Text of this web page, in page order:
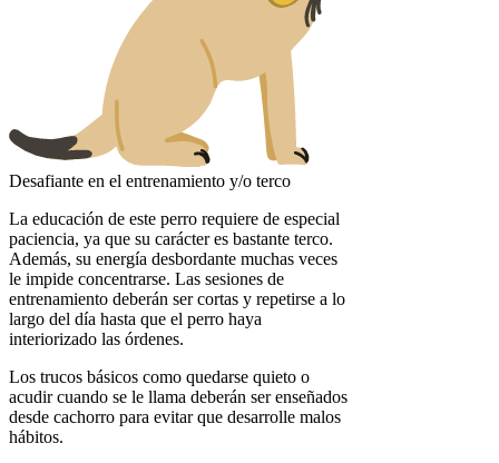
Desafiante en el entrenamiento y/o terco
La educación de este perro requiere de especial
paciencia, ya que su carácter es bastante terco.
Además, su energía desbordante muchas veces
le impide concentrarse. Las sesiones de
entrenamiento deberán ser cortas y repetirse a lo
largo del día hasta que el perro haya
interiorizado las órdenes.
Los trucos básicos como quedarse quieto o
acudir cuando se le llama deberán ser enseñados
desde cachorro para evitar que desarrolle malos
hábitos.